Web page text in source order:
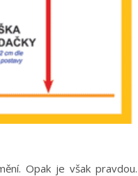
Opak je však pravdou.